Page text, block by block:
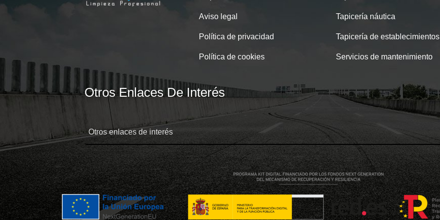
Aviso legal
Política de privacidad
Política de cookies
Tapicería náutica
Tapicería de establecimientos
Servicios de mantenimiento
Otros Enlaces De Interés